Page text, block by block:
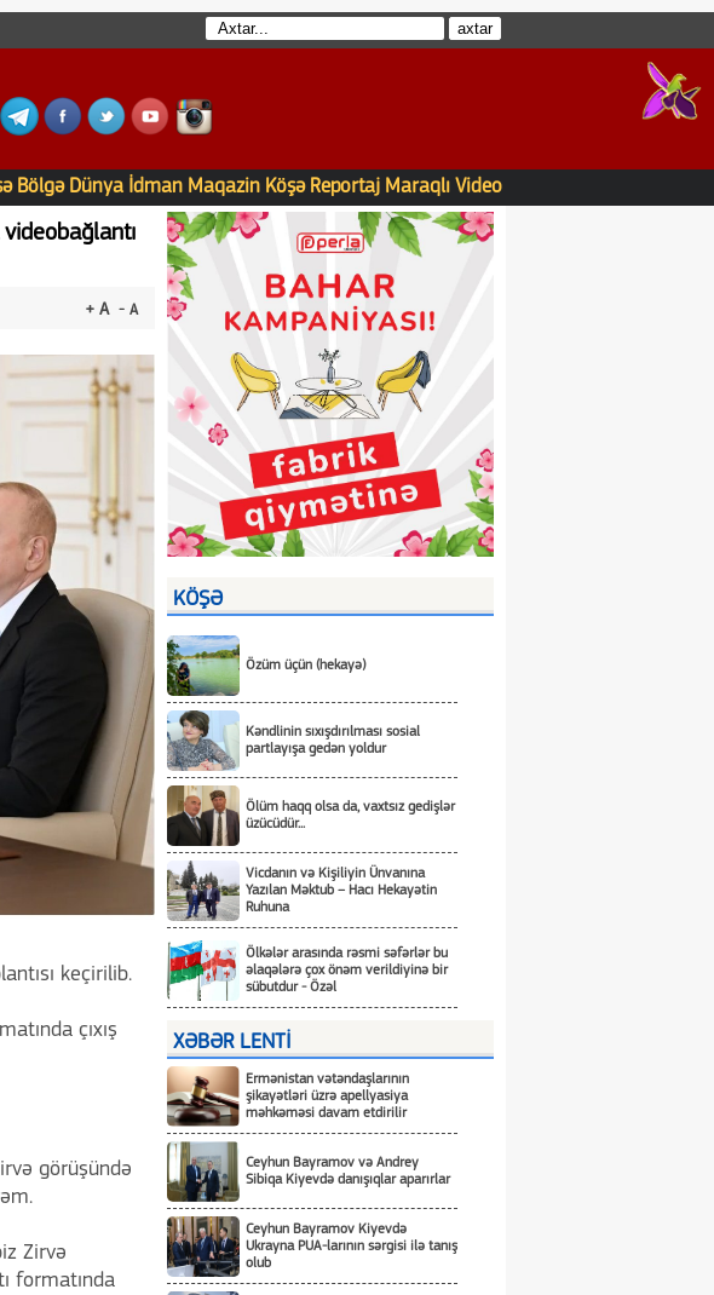
Bölgə Dünya İdman Maqazin Köşə Reportaj Maraqlı Video
+ A - A
keçirilib.
çıxış
görüşündə
Zirvə
formatında
KÖŞƏ
Özüm üçün (hekayə)
Kəndlinin sıxışdırılması sosial
partlayışa gedən yoldur
Ölüm haqq olsa da, vaxtsız gedişlər
üzücüdür...
Vicdanın və Kişiliyin Ünvanına
Yazılan Məktub – Hacı Hekayətin
Ruhuna
Ölkələr arasında rəsmi səfərlər bu
əlaqələrə çox önəm verildiyinə bir
sübutdur - Özəl
XƏBƏR LENTİ
Ermənistan vətəndaşlarının
şikayətləri üzrə apellyasiya
məhkəməsi davam etdirilir
Ceyhun Bayramov və Andrey
Sibiqa Kiyevdə danışıqlar aparırlar
Ceyhun Bayramov Kiyevdə
Ukrayna PUA-larının sərgisi ilə tanış
olub